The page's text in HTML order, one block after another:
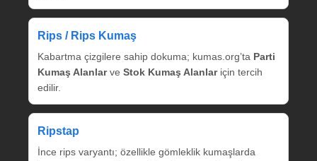
Rips / Rips Kumaş
Kabartma çizgilere sahip dokuma; kumas.org’ta Parti
Kumaş Alanlarve Stok Kumaş Alanlariçin tercih
edilir.
Ripstap
İnce rips varyantı; özellikle gömleklik kumaşlarda